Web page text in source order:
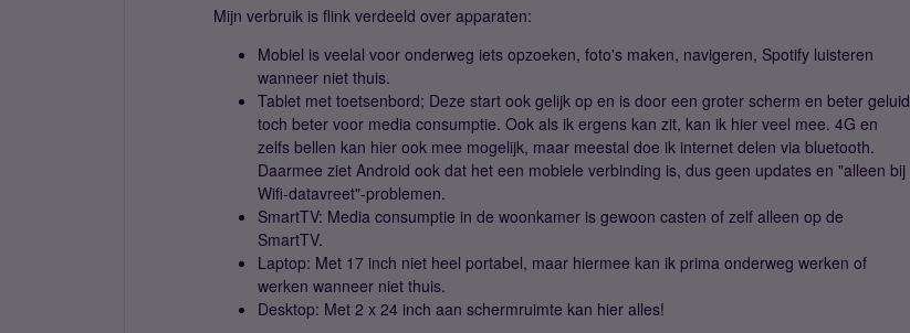
Mijn verbruik is flink verdeeld over apparaten:
Mobiel is veelal voor onderweg iets opzoeken, foto's maken, navigeren, Spotify luisteren
wanneer niet thuis.
Tablet met toetsenbord; Deze start ook gelijk op en is door een groter scherm en beter geluid
toch beter voor media consumptie. Ook als ik ergens kan zit, kan ik hier veel mee. 4G en
zelfs bellen kan hier ook mee mogelijk, maar meestal doe ik internet delen via bluetooth.
Daarmee ziet Android ook dat het een mobiele verbinding is, dus geen updates en "alleen bij
Wifi-datavreet"-problemen.
SmartTV: Media consumptie in de woonkamer is gewoon casten of zelf alleen op de
SmartTV.
Laptop: Met 17 inch niet heel portabel, maar hiermee kan ik prima onderweg werken of
werken wanneer niet thuis.
Desktop: Met 2 x 24 inch aan schermruimte kan hier alles!